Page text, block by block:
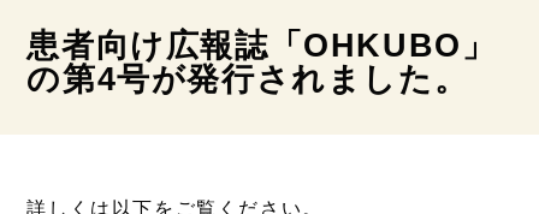
患者向け広報誌「OHKUBO」
の第4号が発行されました。
詳しくは以下をご覧ください。